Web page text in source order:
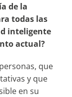
de la
todas las
inteligente
actual?
que
y que
en su